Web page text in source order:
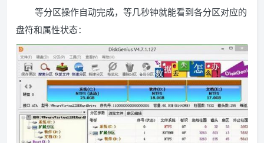
等分区操作自动完成，等几秒钟就能看到各分区对应的
盘符和属性状态：